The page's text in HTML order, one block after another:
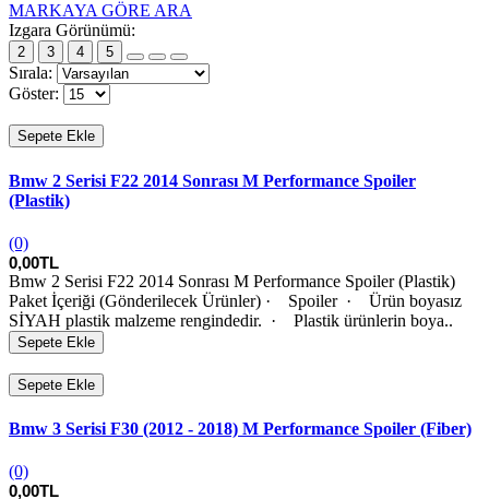
MARKAYA GÖRE ARA
Izgara Görünümü:
2 3 4 5
Sırala:
Göster:
Sepete Ekle
Bmw 2 Serisi F22 2014 Sonrası M Performance Spoiler
(Plastik)
(0)
0,00TL
Bmw 2 Serisi F22 2014 Sonrası M Performance Spoiler (Plastik)
Paket İçeriği (Gönderilecek Ürünler) · Spoiler · Ürün boyasız
SİYAH plastik malzeme rengindedir. · Plastik ürünlerin boya..
Sepete Ekle
Sepete Ekle
Bmw 3 Serisi F30 (2012 - 2018) M Performance Spoiler (Fiber)
(0)
0,00TL